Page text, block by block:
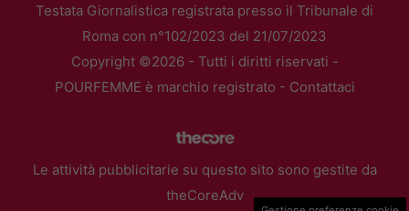
Testata Giornalistica registrata presso il Tribunale di
Roma con n°102/2023 del 21/07/2023
Copyright ©2026 - Tutti i diritti riservati -
POURFEMME è marchio registrato - Contattaci
Le attività pubblicitarie su questo sito sono gestite da
theCoreAdv